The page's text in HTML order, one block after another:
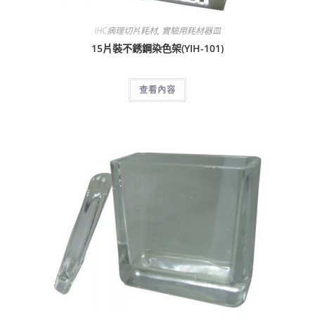
IHC病理切片耗材, 實驗用耗材器皿
15片裝不銹鋼染色架(YIH-101)
查看內容